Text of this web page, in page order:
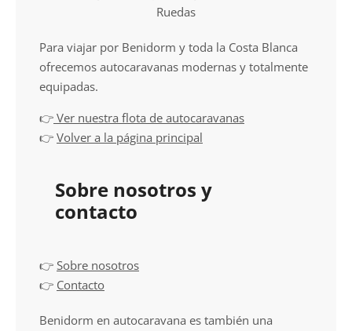
Para viajar por Benidorm y toda la Costa Blanca
ofrecemos autocaravanas modernas y totalmente
equipadas.
👉 Ver nuestra flota de autocaravanas
👉 Volver a la página principal
Sobre nosotros y
contacto
👉 Sobre nosotros
👉 Contacto
Benidorm en autocaravana es también una